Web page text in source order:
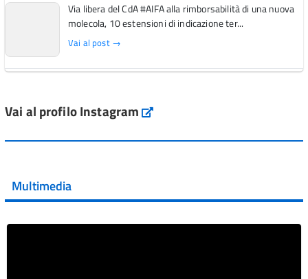
Via libera del CdA #AIFA alla rimborsabilità di una nuova
molecola, 10 estensioni di indicazione ter...
Vai al post →
Vai al post →
Vai al post →
Vai al profilo Instagram Instagram
Multimedia